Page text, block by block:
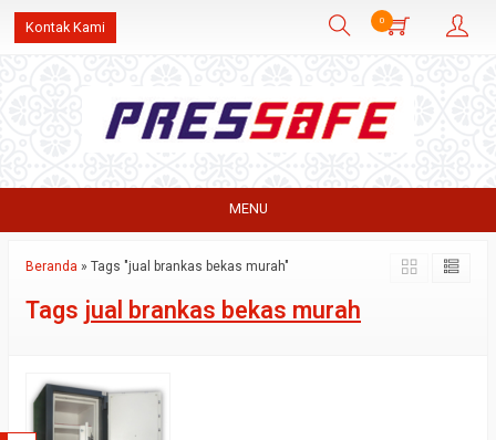
Kontak Kami 0
MENU
Beranda » Tags "jual brankas bekas murah"
Tags jual brankas bekas murah